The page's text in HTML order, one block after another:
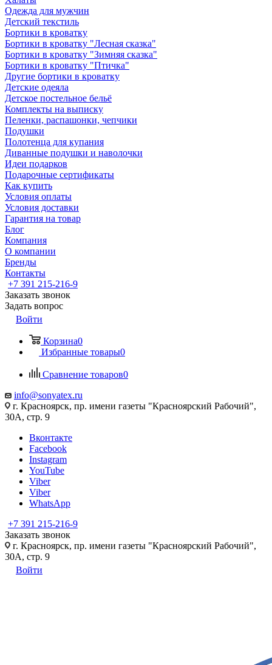
Одежда для мужчин
Детский текстиль
Бортики в кроватку
Бортики в кроватку "Лесная сказка"
Бортики в кроватку "Зимняя сказка"
Бортики в кроватку "Птичка"
Другие бортики в кроватку
Детские одеяла
Детское постельное бельё
Комплекты на выписку
Пеленки, распашонки, чепчики
Подушки
Полотенца для купания
Диванные подушки и наволочки
Идеи подарков
Подарочные сертификаты
Как купить
Условия оплаты
Условия доставки
Гарантия на товар
Блог
Компания
О компании
Бренды
Контакты
+7 391 215-216-9
Заказать звонок
Задать вопрос
Войти
Корзина0
Избранные товары0
Сравнение товаров0
info@sonyatex.ru
г. Красноярск, пр. имени газеты "Красноярский Рабочий",
30А, стр. 9
Вконтакте
Facebook
Instagram
YouTube
Viber
Viber
WhatsApp
+7 391 215-216-9
Заказать звонок
г. Красноярск, пр. имени газеты "Красноярский Рабочий",
30А, стр. 9
Войти